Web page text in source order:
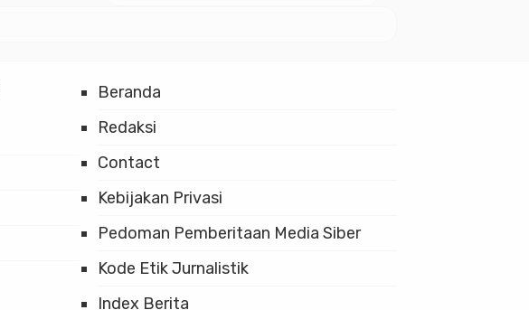
Beranda
Redaksi
Contact
Kebijakan Privasi
Pedoman Pemberitaan Media Siber
Kode Etik Jurnalistik
Index Berita